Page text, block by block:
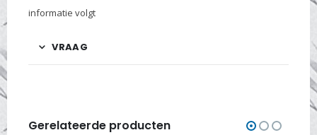
informatie volgt
VRAAG
Gerelateerde producten